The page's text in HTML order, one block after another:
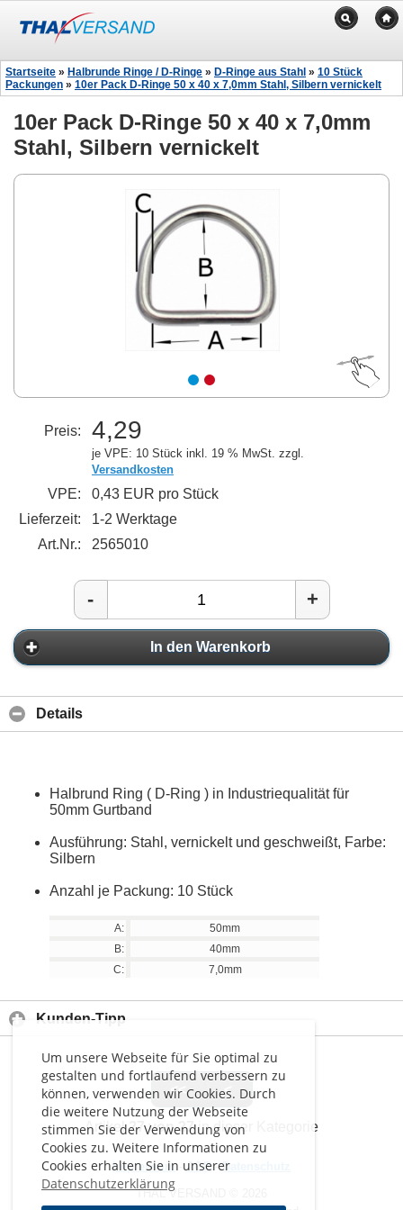
Um unsere Webseite für Sie optimal zu
gestalten und fortlaufend verbessern zu
können, verwenden wir Cookies. Durch
die weitere Nutzung der Webseite
stimmen Sie der Verwendung von
Cookies zu. Weitere Informationen zu
Cookies erhalten Sie in unserer
Datenschutzerklärung
Startseite » Halbrunde Ringe / D-Ringe » D-Ringe aus Stahl » 10 Stück
Packungen » 10er Pack D-Ringe 50 x 40 x 7,0mm Stahl, Silbern vernickelt
10er Pack D-Ringe 50 x 40 x 7,0mm
Stahl, Silbern vernickelt
Preis: 4,29
je VPE: 10 Stück inkl. 19 % MwSt. zzgl.
Versandkosten
VPE:
0,43 EUR pro Stück
Lieferzeit:
1-2 Werktage
Art.Nr.:
2565010
- +
In den Warenkorb
Details
Halbrund Ring ( D-Ring ) in Industriequalität für
50mm Gurtband
Ausführung: Stahl, vernickelt und geschweißt, Farbe:
Silbern
Anzahl je Packung: 10 Stück
A:
50mm
B:
40mm
C:
7,0mm
Kunden-Tipp
<< <
Artikel27 von 27in dieser Kategorie
Impressum-AGB-Datenschutz
THAL VERSAND © 2026